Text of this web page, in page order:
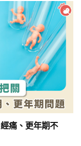
痛、更年期不